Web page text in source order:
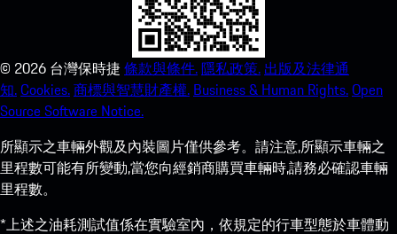
© 2026 台灣保時捷 條款與條件.隱私政策. 出版及法律通
知.Cookies.商標與智慧財產權. Business & Human Rights.Open
Source Software Notice.
所顯示之車輛外觀及內裝圖片僅供參考。請注意,所顯示車輛之
里程數可能有所變動,當您向經銷商購買車輛時,請務必確認車輛
里程數。
*上述之油耗測試值係在實驗室內，依規定的行車型態於車體動